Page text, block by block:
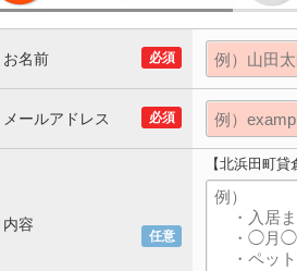
必須
お名前
必須
メールアドレス
任意
内容
【北浜田町